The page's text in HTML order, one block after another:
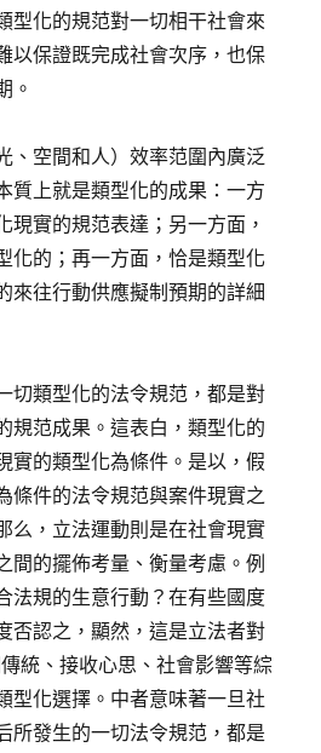
型化的規范對一切相干社會來
以保證既完成社會次序，也保
。
、空間和人）效率范圍內廣泛
質上就是類型化的成果：一方
現實的規范表達；另一方面，
化的；再一方面，恰是類型化
來往行動供應擬制預期的詳細
切類型化的法令規范，都是對
規范成果。這表白，類型化的
實的類型化為條件。是以，假
條件的法令規范與案件現實之
么，立法運動則是在社會現實
間的擺佈考量、衡量考慮。例
法規的生意行動？在有些國度
否認之，顯然，這是立法者對
、接收心思、社會影響等綜
型化選擇。中者意味著一旦社
所發生的一切法令規范，都是